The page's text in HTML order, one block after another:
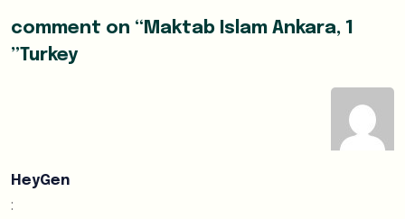
1 comment on “
Maktab Islam Ankara,
Turkey
”
HeyGen
: